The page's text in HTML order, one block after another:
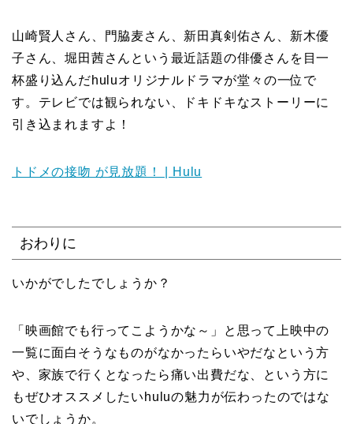
山崎賢人さん、門脇麦さん、新田真剣佑さん、新木優
子さん、堀田茜さんという最近話題の俳優さんを目一
杯盛り込んだhuluオリジナルドラマが堂々の一位で
す。テレビでは観られない、ドキドキなストーリーに
引き込まれますよ！
トドメの接吻 が見放題！ | Hulu
おわりに
いかがでしたでしょうか？
「映画館でも行ってこようかな～」と思って上映中の
一覧に面白そうなものがなかったらいやだなという方
や、家族で行くとなったら痛い出費だな、という方に
もぜひオススメしたいhuluの魅力が伝わったのではな
いでしょうか。